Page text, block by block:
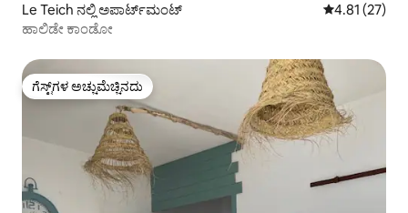
Le Teich ನಲ್ಲಿ ಅಪಾರ್ಟ್‌ಮಂಟ್ 5 ರಲ್ಲಿ 4.81
4.81 (27)
ಹಾಲಿಡೇ ಕಾಂಡೋ
ಗೆಸ್ಟ್‌ಗಳ ಅಚ್ಚುಮೆಚ್ಚಿನದು
ಗೆಸ್ಟ್‌ಗಳ ಅಚ್ಚುಮೆಚ್ಚಿನದು